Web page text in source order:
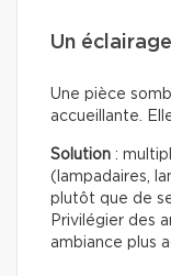
Un
Une pièce
accueillante.
Solution :
(lampadaires,
plutôt que de
Privilégier des
ambiance plus